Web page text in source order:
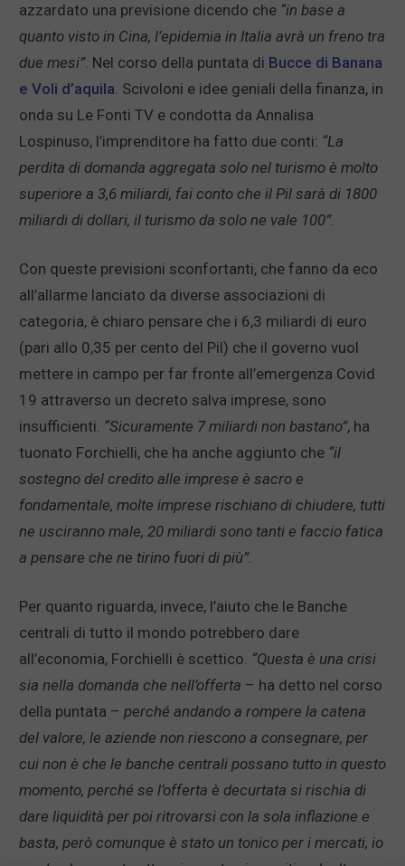
azzardato una previsione dicendo che “in base a
quanto visto in Cina, l’epidemia in Italia avrà un freno tra
due mesi”. Nel corso della puntata di Bucce di Banana
e Voli d’aquila. Scivoloni e idee geniali della finanza, in
onda su Le Fonti TV e condotta da Annalisa
Lospinuso, l’imprenditore ha fatto due conti: “La
perdita di domanda aggregata solo nel turismo è molto
superiore a 3,6 miliardi, fai conto che il Pil sarà di 1800
miliardi di dollari, il turismo da solo ne vale 100”.
Con queste previsioni sconfortanti, che fanno da eco
all’allarme lanciato da diverse associazioni di
categoria, è chiaro pensare che i 6,3 miliardi di euro
(pari allo 0,35 per cento del Pil) che il governo vuol
mettere in campo per far fronte all’emergenza Covid
19 attraverso un decreto salva imprese, sono
insufficienti. “Sicuramente 7 miliardi non bastano”, ha
tuonato Forchielli, che ha anche aggiunto che “il
sostegno del credito alle imprese è sacro e
fondamentale, molte imprese rischiano di chiudere, tutti
ne usciranno male, 20 miliardi sono tanti e faccio fatica
a pensare che ne tirino fuori di più”.
Per quanto riguarda, invece, l’aiuto che le Banche
centrali di tutto il mondo potrebbero dare
all’economia, Forchielli è scettico. “Questa è una crisi
sia nella domanda che nell’offerta – ha detto nel corso
della puntata – perché andando a rompere la catena
del valore, le aziende non riescono a consegnare, per
cui non è che le banche centrali possano tutto in questo
momento, perché se l’offerta è decurtata si rischia di
dare liquidità per poi ritrovarsi con la sola inflazione e
basta, però comunque è stato un tonico per i mercati, io